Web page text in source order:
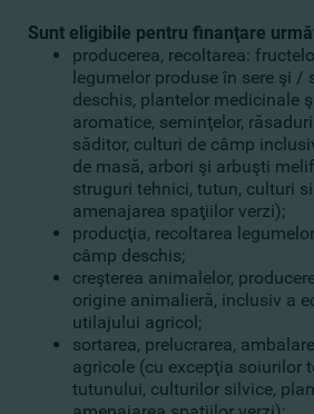
Sunt eligibile pentru finanţare
producerea, recoltarea:
legumelor produse în sere şi /
deschis, plantelor medicinale
aromatice, seminţelor,
săditor, culturi de câmp
de masă, arbori şi arbuşti
struguri tehnici, tutun, culturi
amenajarea spaţiilor verzi);
producţia, recoltarea
câmp deschis;
creşterea animalelor,
origine animalieră, inclusiv a
utilajului agricol;
sortarea, prelucrarea,
agricole (cu excepţia soiurilor
tutunului, culturilor silvice,